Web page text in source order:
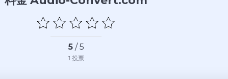
5/ 5
1 投票